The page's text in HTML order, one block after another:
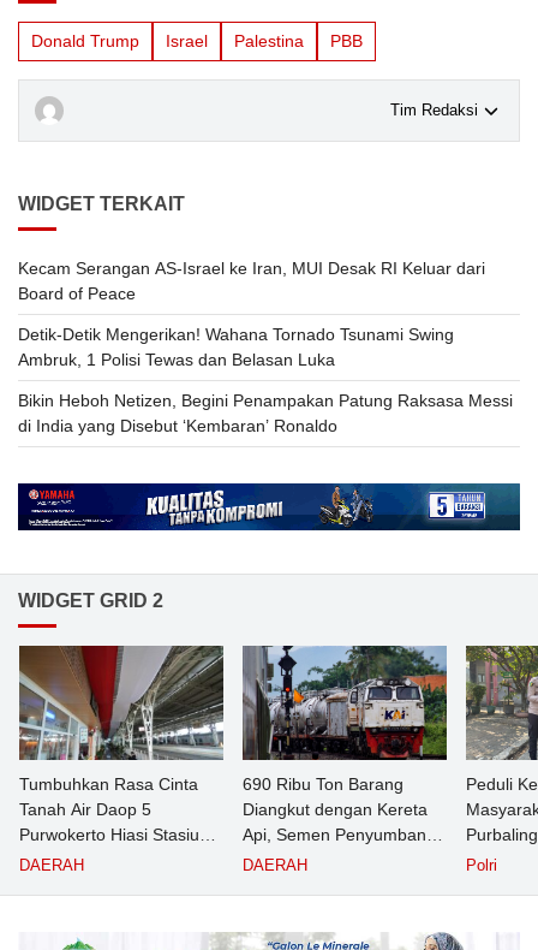
Donald Trump Israel Palestina PBB
Tim Redaksi
WIDGET TERKAIT
Kecam Serangan AS-Israel ke Iran, MUI Desak RI Keluar dari
Board of Peace
Detik-Detik Mengerikan! Wahana Tornado Tsunami Swing
Ambruk, 1 Polisi Tewas dan Belasan Luka
Bikin Heboh Netizen, Begini Penampakan Patung Raksasa Messi
di India yang Disebut ‘Kembaran’ Ronaldo
WIDGET GRID 2
Tumbuhkan Rasa Cinta
Tanah Air Daop 5
Purwokerto Hiasi Stasiun
dengan Ornamen
DAERAH
690 Ribu Ton Barang
Diangkut dengan Kereta
Api, Semen Penyumbang
Volume Terbesar
Semester 1 Tahun 2026
DAERAH
Peduli
Pasien
Polri